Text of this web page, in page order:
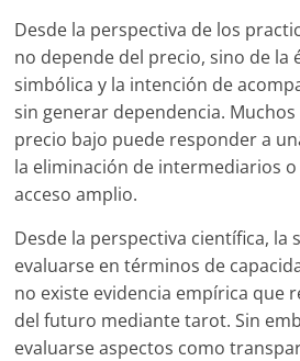
Desde la perspectiva de los
no depende del precio, sino de la
simbólica y la intención de
sin generar dependencia.
precio bajo puede responder a
la eliminación de intermediarios
acceso amplio.
Desde la perspectiva científica, la
evaluarse en términos de
no existe evidencia empírica que
del futuro mediante tarot. Sin
evaluarse aspectos como